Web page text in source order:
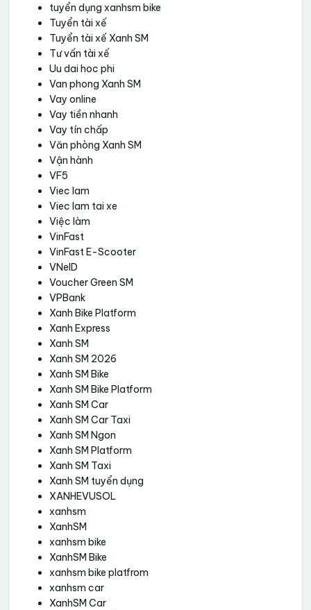
tuyển dụng xanhsm bike
Tuyển tài xế
Tuyển tài xế Xanh SM
Tư vấn tài xế
Uu dai hoc phi
Van phong Xanh SM
Vay online
Vay tiền nhanh
Vay tín chấp
Văn phòng Xanh SM
Vận hành
VF5
Viec lam
Viec lam tai xe
Việc làm
VinFast
VinFast E-Scooter
VNeID
Voucher Green SM
VPBank
Xanh Bike Platform
Xanh Express
Xanh SM
Xanh SM 2026
Xanh SM Bike
Xanh SM Bike Platform
Xanh SM Car
Xanh SM Car Taxi
Xanh SM Ngon
Xanh SM Platform
Xanh SM Taxi
Xanh SM tuyển dụng
XANHEVUSOL
xanhsm
XanhSM
xanhsm bike
XanhSM Bike
xanhsm bike platfrom
xanhsm car
XanhSM Car